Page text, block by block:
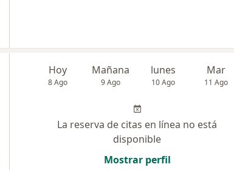
Hoy
8 Ago
Mañana
9 Ago
lunes
10 Ago
Mar
11 Ago
La reserva de citas en línea no está
disponible
Mostrar perfil